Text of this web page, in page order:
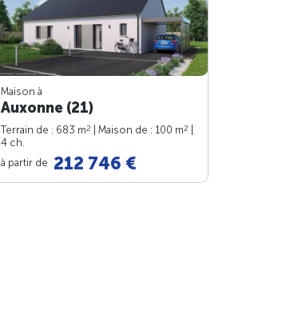
Maison à
Auxonne (21)
Terrain de : 683 m2 | Maison de : 100 m2
4 ch.
à partir de 212 746 €